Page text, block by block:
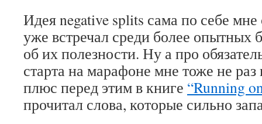
Идея negative splits сама по себе мне
уже встречал среди более опытных
об их полезности. Ну а про
старта на марафоне мне тоже не
плюс перед этим в книге “Running
прочитал слова, которые сильно